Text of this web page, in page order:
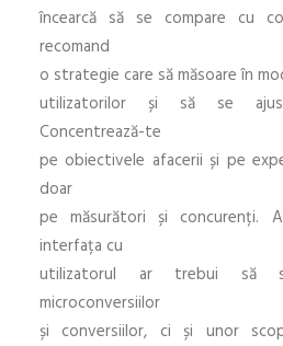
încearcă să se compare cu
recomand
o strategie care să măsoare în
utilizatorilor și să se
Concentrează-te
pe obiectivele afacerii și pe
doar
pe măsurători și concurenți.
interfața cu
utilizatorul ar trebui să
microconversiilor
și conversiilor, ci și unor